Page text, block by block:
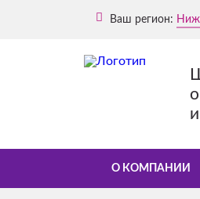
Ваш регион:
О КОМПАНИИ